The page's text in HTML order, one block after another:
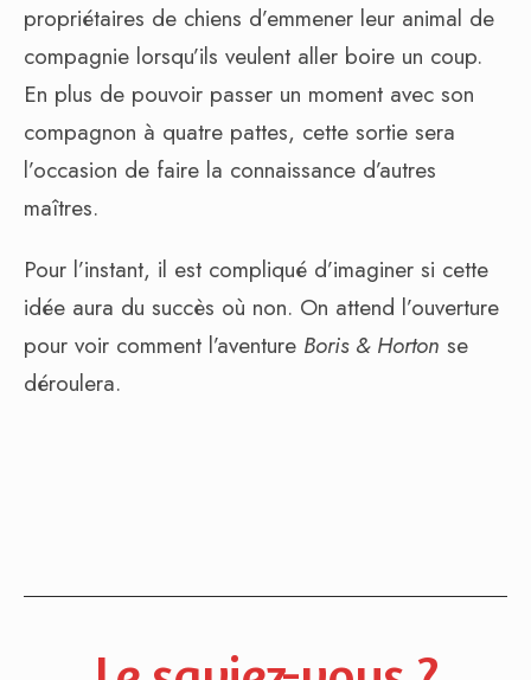
propriétaires de chiens d’emmener leur animal de
compagnie lorsqu’ils veulent aller boire un coup.
En plus de pouvoir passer un moment avec son
compagnon à quatre pattes, cette sortie sera
l’occasion de faire la connaissance d’autres
maîtres.
Pour l’instant, il est compliqué d’imaginer si cette
idée aura du succès où non. On attend l’ouverture
pour voir comment l’aventure Boris & Horton se
déroulera.